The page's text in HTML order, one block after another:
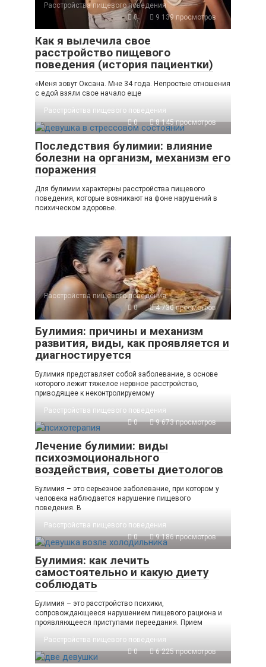
Расстройства пищевого поведения
0
9 139 просмотров
Как я вылечила свое
расстройство пищевого
поведения (история пациентки)
«Меня зовут Оксана. Мне 34 года. Непростые отношения
с едой взяли свое начало еще
Расстройства пищевого поведения
0
8 145 просмотров
Последствия булимии: влияние
болезни на организм, механизм его
поражения
Для булимии характерны расстройства пищевого
поведения, которые возникают на фоне нарушений в
психическом здоровье.
Расстройства пищевого поведения
0
4 730 просмотров
Булимия: причины и механизм
развития, виды, как проявляется и
диагностируется
Булимия представляет собой заболевание, в основе
которого лежит тяжелое нервное расстройство,
приводящее к неконтролируемому
Расстройства пищевого поведения
0
9 673 просмотров
Лечение булимии: виды
психоэмоционального
воздействия, советы диетологов
Булимия – это серьезное заболевание, при котором у
человека наблюдается нарушение пищевого
поведения. В
Расстройства пищевого поведения
0
9 186 просмотров
Булимия: как лечить
самостоятельно и какую диету
соблюдать
Булимия – это расстройство психики,
сопровождающееся нарушением пищевого рациона и
проявляющееся приступами переедания. Прием
Расстройства пищевого поведения
0
6 225 просмотров